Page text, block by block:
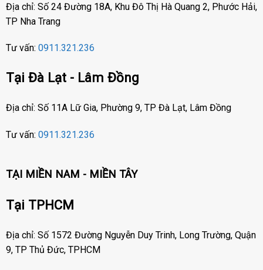
Địa chỉ: Số 24 Đường 18A, Khu Đô Thị Hà Quang 2, Phước Hải,
TP Nha Trang
Tư vấn: 0911.321.236
Tại Đà Lạt - Lâm Đồng
Địa chỉ: Số 11A Lữ Gia, Phường 9, TP Đà Lạt, Lâm Đồng
Tư vấn: 0911.321.236
TẠI MIỀN NAM - MIỀN TÂY
Tại TPHCM
Địa chỉ: Số 1572 Đường Nguyễn Duy Trinh, Long Trường, Quận
9, TP Thủ Đức, TPHCM